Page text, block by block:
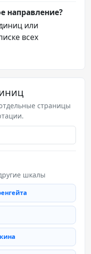
направление?
или
всех
страницы
шкалы